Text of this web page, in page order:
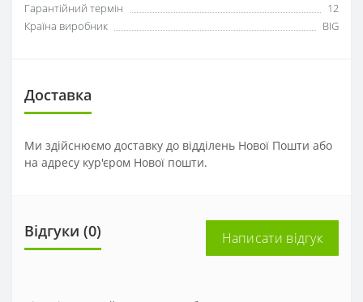
Гарантійний термін
12
Країна виробник
BIG
Доставка
Ми здійснюємо доставку до відділень Нової Пошти або
на адресу кур'єром Нової пошти.
Відгуки (0) Написати відгук